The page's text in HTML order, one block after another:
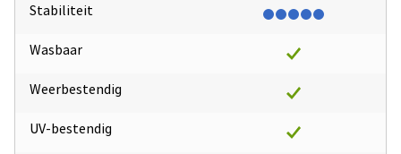
Stabiliteit
Wasbaar
Weerbestendig
UV-bestendig